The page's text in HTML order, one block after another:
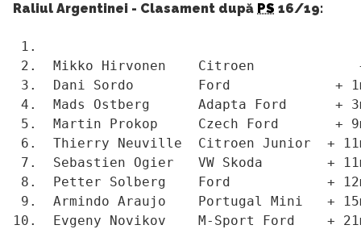
Raliul Argentinei - Clasament după PS 16/19:
1.
2.  Mikko Hirvonen    Citroen
3.  Dani Sordo        Ford             +
4.  Mads Ostberg      Adapta Ford      +
5.  Martin Prokop     Czech Ford       +
6.  Thierry Neuville  Citroen Junior  +
7.  Sebastien Ogier   VW Skoda        +
8.  Petter Solberg    Ford            +
9.  Armindo Araujo    Portugal Mini   +
10.  Evgeny Novikov    M-Sport Ford    +